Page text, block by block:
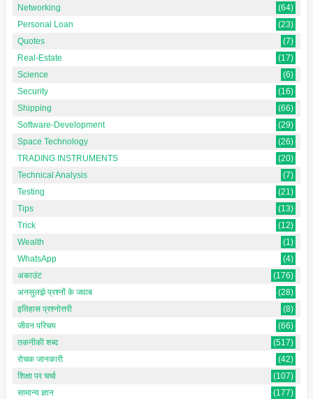
Networking
(64)
Personal Loan
(23)
Quotes
(7)
Real-Estate
(17)
Science
(6)
Security
(16)
Shipping
(66)
Software-Development
(29)
Space Technology
(26)
TRADING INSTRUMENTS
(20)
Technical Analysis
(7)
Testing
(21)
Tips
(13)
Trick
(12)
Wealth
(1)
WhatsApp
(4)
अकाउंट
(176)
अनसुलझे प्रश्नों के जवाब
(28)
इतिहास प्रश्नोत्तरी
(8)
जीवन परिचय
(66)
तकनीकी शब्द
(517)
रोचक जानकारी
(42)
शिक्षा पर चर्चा
(107)
सामान्य ज्ञान
(177)